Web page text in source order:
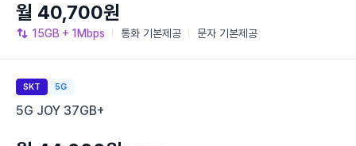
15GB + 1Mbps 통화 기본제공 문자 기본제공
월 40,700원
SKT 5G
5G JOY 37GB+